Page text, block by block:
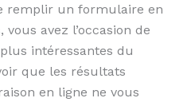
remplir un formulaire en
avez l’occasion de
intéressantes du
que les résultats
en ligne ne vous